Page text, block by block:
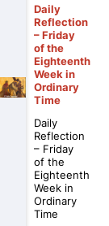
Daily
Reflection
– Friday
of the
Eighteenth
Week in
Ordinary
Time
Daily
Reflection
– Friday
of the
Eighteenth
Week in
Ordinary
Time